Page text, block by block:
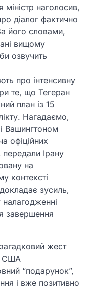
міністр наголосив,
діалог фактично
його словами,
вищому
озвучить
про інтенсивну
те, що Тегеран
план із 15
Нагадаємо,
Вашингтоном
офіційних
Ірану
на
контексті
зусиль,
завершення
жест
США
“подарунок”,
і вже позитивно